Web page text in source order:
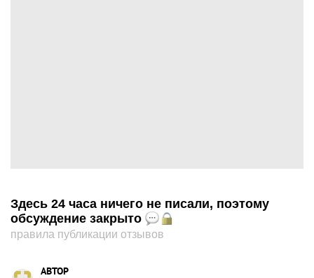
Здесь 24 часа ничего не писали, поэтому
обсуждение закрыто
правила публикации отзывов
ABTOP